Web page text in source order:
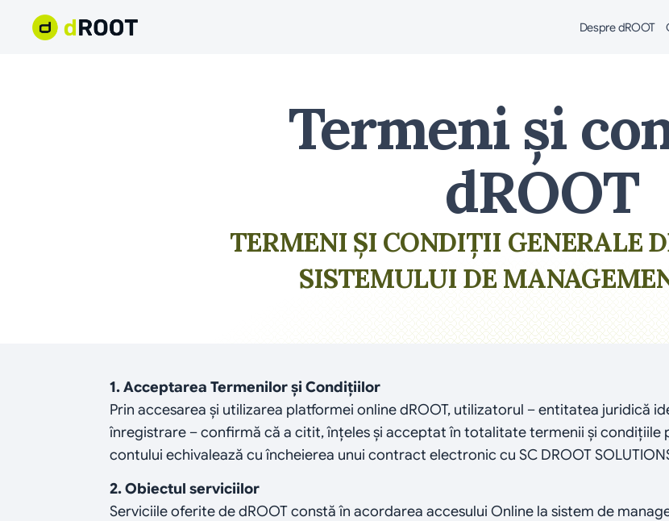
Despre dROOT
Termeni și
dROOT
TERMENI ȘI CONDIȚII GENERALE
SISTEMULUI DE
1. Acceptarea Termenilor și Condițiilor
Prin accesarea și utilizarea platformei online dROOT, utilizatorul – entitatea juridică
înregistrare – confirmă că a citit, înțeles și acceptat în totalitate termenii și
contului echivalează cu încheierea unui contract electronic cu SC DROOT
2. Obiectul serviciilor
Serviciile oferite de dROOT constă în acordarea accesului Online la sistem de